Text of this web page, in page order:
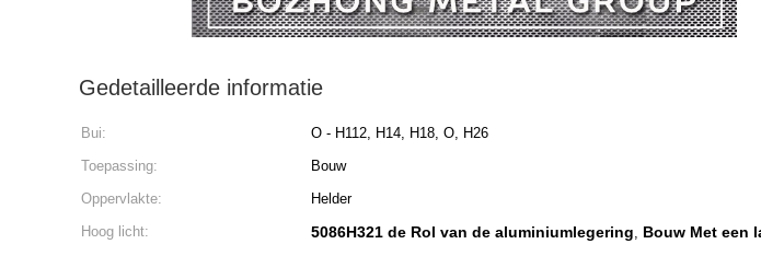
Gedetailleerde informatie
Bui: O - H112, H14, H18, O, H26
Toepassing:
Bouw
Oppervlakte:
Helder
Hoog licht:
5086H321 de Rol van de aluminiumlegering, Bouw Met een